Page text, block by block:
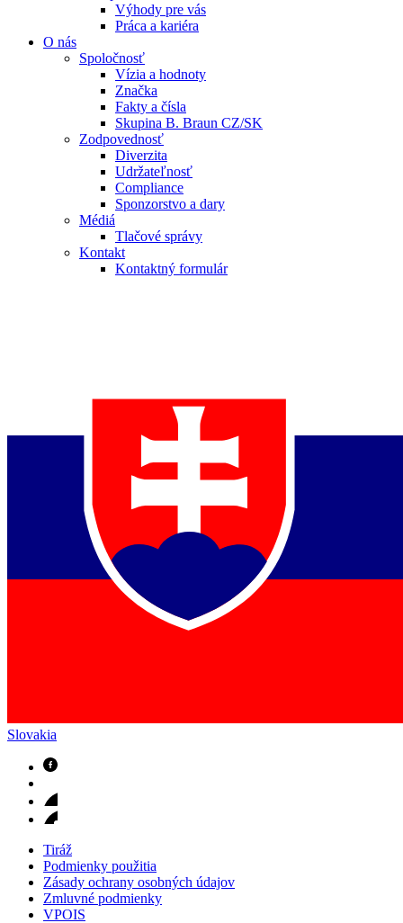
Výhody pre vás
Práca a kariéra
O nás
Spoločnosť
Vízia a hodnoty
Značka
Fakty a čísla
Skupina B. Braun CZ/SK
Zodpovednosť
Diverzita
Udržateľnosť
Compliance
Sponzorstvo a dary
Médiá
Tlačové správy
Kontakt
Kontaktný formulár
Slovakia
Tiráž
Podmienky použitia
Zásady ochrany osobných údajov
Zmluvné podmienky
VPOIS